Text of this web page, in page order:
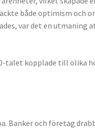
både optimism och
var det en utmaning
talet kopplade till olika
Banker och företag